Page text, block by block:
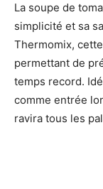
La soupe de
simplicité et sa
Thermomix,
permettant de
temps record.
comme entrée
ravira tous les